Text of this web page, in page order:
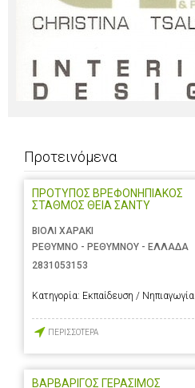
Προτεινόμενα
ΠΡΟΤΥΠΟΣ ΒΡΕΦΟΝΗΠΙΑΚΟΣ
ΣΤΑΘΜΟΣ ΘΕΙΑ ΣΑΝΤΥ
ΒΙΟΛΙ ΧΑΡΑΚΙ
ΡΕΘΥΜΝΟ - ΡΕΘΥΜΝΟΥ - ΕΛΛΑΔΑ
2831053153
Κατηγορία: Εκπαίδευση / Νηπιαγωγία
ΠΕΡΙΣΣΟΤΕΡΑ
ΒΑΡΒΑΡΙΓΟΣ ΓΕΡΑΣΙΜΟΣ